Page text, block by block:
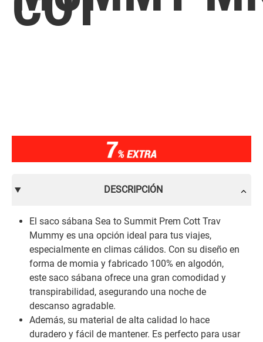
DESCRIPCIÓN
El saco sábana Sea to Summit Prem Cott Trav
Mummy es una opción ideal para tus viajes,
especialmente en climas cálidos. Con su diseño en
forma de momia y fabricado 100% en algodón,
este saco sábana ofrece una gran comodidad y
transpirabilidad, asegurando una noche de
descanso agradable.
Además, su material de alta calidad lo hace
duradero y fácil de mantener. Es perfecto para usar